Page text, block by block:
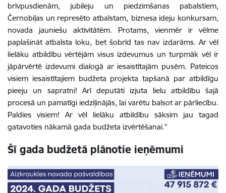
brīvpusdienām, jubileju un piedzimšanas pabalstiem,
Černobiļas un represēto atbalstam, biznesa ideju konkursam,
novada jauniešu aktivitātēm. Protams, vienmēr ir vēlme
paplašināt atbalsta loku, bet šobrīd tas nav izdarāms. Ar vēl
lielāku atbildību vērtējām visus izdevumus un turpmāk vēl ir
jāpārvērtē izdevumi dialogā ar iesaistītajām pusēm. Pateicos
visiem iesaistītajiem budžeta projekta tapšanā par atbildīgu
pieeju un sapratni! Arī deputāti izjuta lielu atbildību šajā
procesā un pamatīgi iedziļinājās, lai varētu balsot ar pārliecību.
Paldies visiem! Ar vēl lielāku atbildību sāksim jau tagad
gatavoties nākamā gada budžeta izvērtēšanai.”
Šī gada budžetā plānotie ieņēmumi